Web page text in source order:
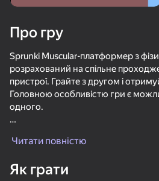
Про гру
Sprunki Muscular-платформер з
розрахований на спільне
пристрої. Грайте з другом і
Головною особливістю гри є
одного.
рівня цього платформера.
Читати повністю
Як грати